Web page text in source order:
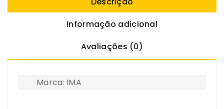
Informação adicional
Avaliações (0)
Marca: IMA